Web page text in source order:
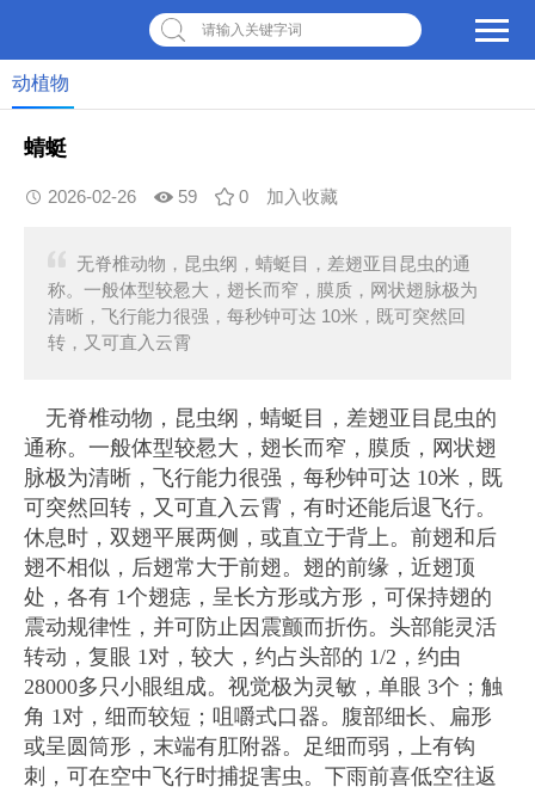
请输入关键字词
动植物
蜻蜓
2026-02-26 59 0 加入收藏
无脊椎动物，昆虫纲，蜻蜓目，差翅亚目昆虫的通
称。一般体型较惖大，翅长而窄，膜质，网状翅脉极为
清晰，飞行能力很强，每秒钟可达 10米，既可突然回
转，又可直入云霄
无脊椎动物，昆虫纲，蜻蜓目，差翅亚目昆虫的
通称。一般体型较惖大，翅长而窄，膜质，网状翅
脉极为清晰，飞行能力很强，每秒钟可达 10米，既
可突然回转，又可直入云霄，有时还能后退飞行。
休息时，双翅平展两侧，或直立于背上。前翅和后
翅不相似，后翅常大于前翅。翅的前缘，近翅顶
处，各有 1个翅痣，呈长方形或方形，可保持翅的
震动规律性，并可防止因震颤而折伤。头部能灵活
转动，复眼 1对，较大，约占头部的 1/2，约由
28000多只小眼组成。视觉极为灵敏，单眼 3个；触
角 1对，细而较短；咀嚼式口器。腹部细长、扁形
或呈圆筒形，末端有肛附器。足细而弱，上有钩
刺，可在空中飞行时捕捉害虫。下雨前喜低空往返